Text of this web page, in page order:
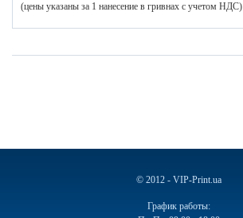
(цены указаны за 1 нанесение в гривнах с учетом НДС)
© 2012 - VIP-Print.ua
График работы: